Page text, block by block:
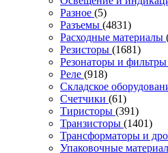
Разное (5)
Разъемы (4831)
Расходные материалы
Резисторы (1681)
Резонаторы и фильтры
Реле (918)
Складское
Счетчики (61)
Тиристоры (391)
Транзисторы (1401)
Трансформаторы и
Упаковочные